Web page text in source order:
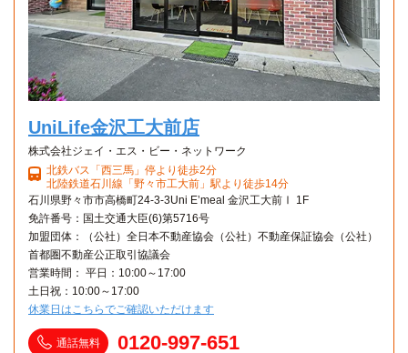
「久安三丁目」停→（北陸鉄道バス15分）→「香林坊⑦」停
UniLife金沢工大前店
株式会社ジェイ・エス・ビー・ネットワーク
北鉄バス「西三馬」停より徒歩2分
北陸鉄道石川線「野々市工大前」駅より徒歩14分
石川県野々市市高橋町24-3-3Uni E’meal 金沢工大前Ⅰ 1F
免許番号：国土交通大臣(6)第5716号
加盟団体：（公社）全日本不動産協会（公社）不動産保証協会（公社）
首都圏不動産公正取引協議会
営業時間： 平日：10:00～17:00
土日祝：10:00～17:00
休業日はこちらでご確認いただけます
通話無料 0120-997-651